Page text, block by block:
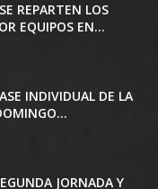
REPARTEN LOS
EQUIPOS EN...
INDIVIDUAL DE LA
JORNADA Y